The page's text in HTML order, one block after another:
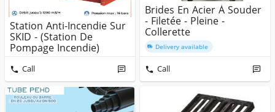
Station Anti-Incendie Sur
SKID - (Station De
Pompage Incendie)
Call
Brides En Acier À Souder
- Filetée - Pleine -
Collerette
Delivery available
Call